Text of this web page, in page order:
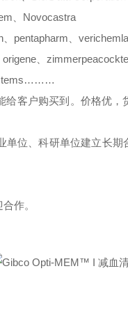
Novocastra
pentapharm 、
origene
给客户购买到。价格优，
位、科研单位建立长
作。